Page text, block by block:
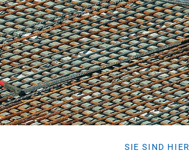
SIE SIND HIER